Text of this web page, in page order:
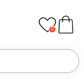
0